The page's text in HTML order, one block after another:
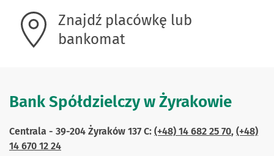
Znajdź placówkę lub
bankomat
Bank Spółdzielczy w Żyrakowie
Centrala - 39-204 Żyraków 137 C: (+48) 14 682 25 70, (+48)
14 670 12 24